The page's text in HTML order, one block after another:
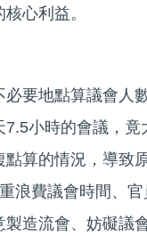
心利益。
要地點算議會人
小時的會議，
算的情況，導致
浪費議會時間、
造流會、妨礙議